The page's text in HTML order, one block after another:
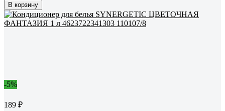
В корзину
-5%
189 ₽